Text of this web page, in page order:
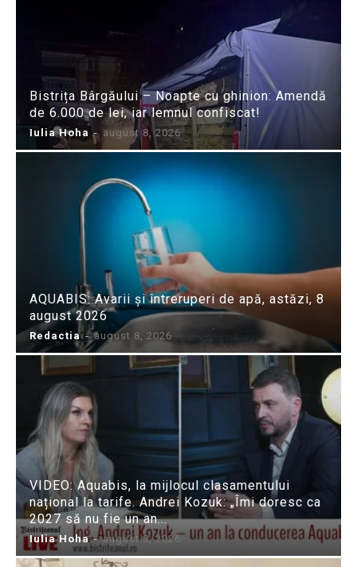
Bistrița Bârgăului – Noapte cu ghinion: Amendă
de 6.000 de lei, iar lemnul confiscat!
Iulia Hoha - august 8, 2026
AQUABIS: Avarii și întreruperi de apă, astăzi, 8
august 2026
Redactia - august 8, 2026
VIDEO: Aquabis, la mijlocul clasamentului
național la tarife. Andrei Kozuk: „Îmi doresc ca
2027 să nu fie un an...
Iulia Hoha - august 8, 2026